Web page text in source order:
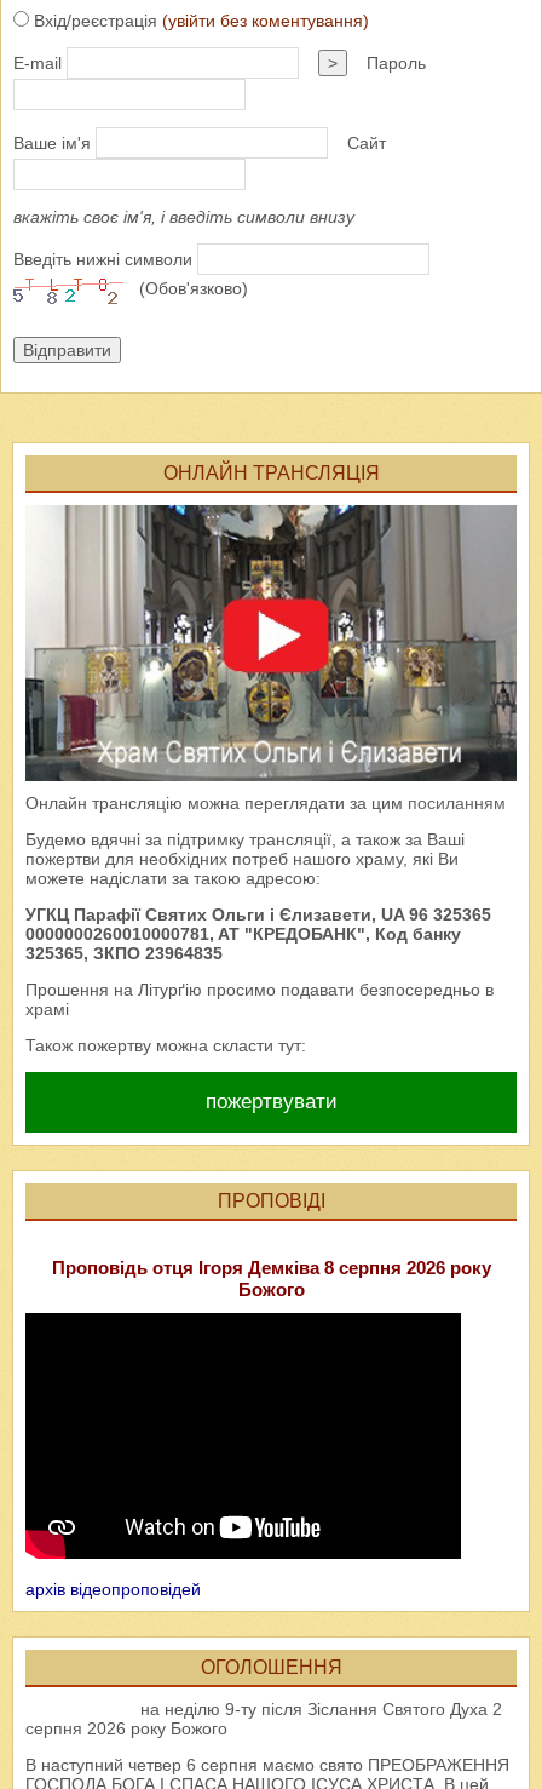
Вхід/реєстрація (увійти без коментування)
E-mail > Пароль
Ваше ім'я Сайт
вкажіть своє ім'я, і введіть символи внизу
Введіть нижні символи
(Обов'язково)
Відправити
ОНЛАЙН ТРАНСЛЯЦІЯ
Онлайн трансляцію можна переглядати за цим посиланням
Будемо вдячні за підтримку трансляції, а також за Ваші
пожертви для необхідних потреб нашого храму, які Ви
можете надіслати за такою адресою:
УГКЦ Парафії Святих Ольги і Єлизавети, UA 96 325365
0000000260010000781, AT "КРЕДОБАНК", Код банку
325365, ЗКПО 23964835
Прошення на Літурґію просимо подавати безпосередньо в
храмі
Також пожертву можна скласти тут:
пожертвувати
ПРОПОВІДІ
Проповідь отця Ігоря Демківа 8 серпня 2026 року
Божого
архів відеопроповідей
ОГОЛОШЕННЯ
на неділю 9-ту після Зіслання Святого Духа 2
серпня 2026 року Божого
В наступний четвер 6 серпня маємо свято ПРЕОБРАЖЕННЯ
ГОСПОДА БОГА І СПАСА НАШОГО ІСУСА ХРИСТА. В цей